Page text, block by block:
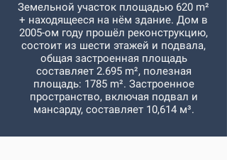
Земельной участок площадью 620 m²
+ находящееся на нём здание. Дом в
2005-ом году прошёл реконструкцию,
состоит из шести этажей и подвала,
общая застроенная площадь
составляет 2.695 m², полезная
площадь: 1785 m². Застроенное
пространство, включая подвал и
мансарду, составляет 10,614 м³.